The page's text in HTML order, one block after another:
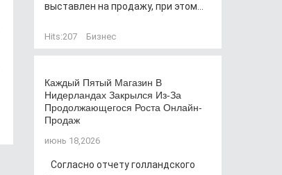
выставлен на продажу, при этом...
Hits:207 Бизнес
Каждый Пятый Магазин В
Нидерландах Закрылся Из-За
Продолжающегося Роста Онлайн-
Продаж
июнь 18,2026
Согласно отчету голландского